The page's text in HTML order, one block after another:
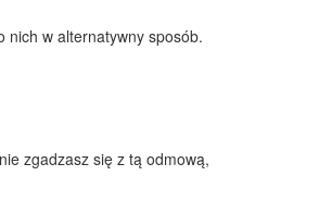
nich w alternatywny sposób.
zgadzasz się z tą odmową,